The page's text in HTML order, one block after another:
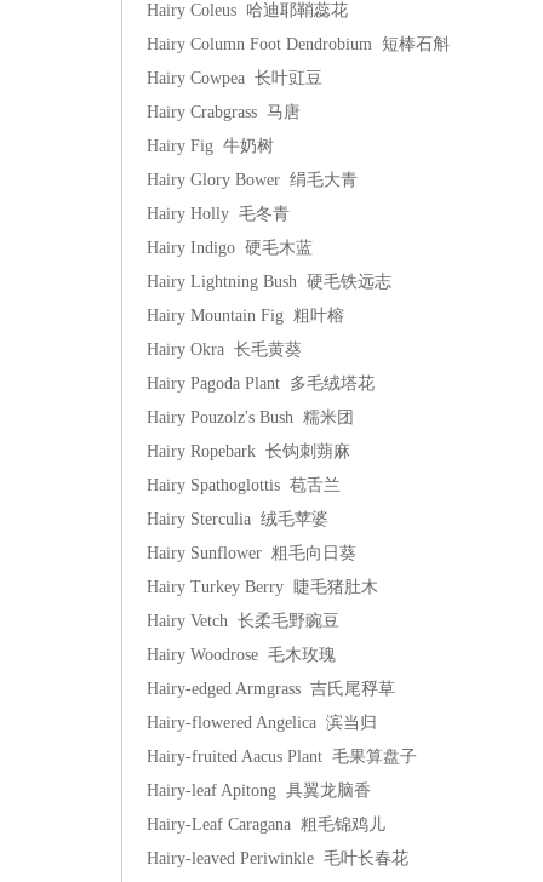
Hairy Coleus 哈迪耶鞘蕊花
Hairy Column Foot Dendrobium 短棒石斛
Hairy Cowpea 长叶豇豆
Hairy Crabgrass 马唐
Hairy Fig 牛奶树
Hairy Glory Bower 绢毛大青
Hairy Holly 毛冬青
Hairy Indigo 硬毛木蓝
Hairy Lightning Bush 硬毛铁远志
Hairy Mountain Fig 粗叶榕
Hairy Okra 长毛黄葵
Hairy Pagoda Plant 多毛绒塔花
Hairy Pouzolz's Bush 糯米团
Hairy Ropebark 长钩刺蒴麻
Hairy Spathoglottis 苞舌兰
Hairy Sterculia 绒毛苹婆
Hairy Sunflower 粗毛向日葵
Hairy Turkey Berry 睫毛猪肚木
Hairy Vetch 长柔毛野豌豆
Hairy Woodrose 毛木玫瑰
Hairy-edged Armgrass 吉氏尾稃草
Hairy-flowered Angelica 滨当归
Hairy-fruited Aacus Plant 毛果算盘子
Hairy-leaf Apitong 具翼龙脑香
Hairy-Leaf Caragana 粗毛锦鸡儿
Hairy-leaved Periwinkle 毛叶长春花